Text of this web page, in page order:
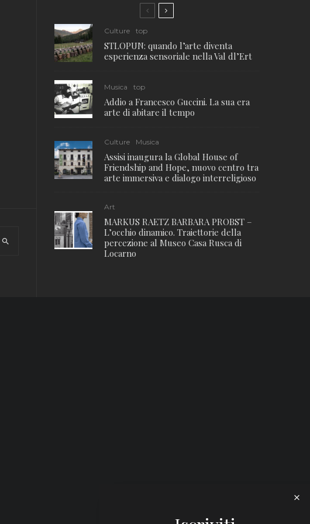
Culture top
STLOPUN: quando l’arte diventa
esperienza sensoriale nella Val dl’Ert
Musica top
Addio a Francesco Guccini. La sua era
arte di abitare il tempo
Culture Musica
Assisi inaugura la Global House of
Friendship and Hope, nuovo centro tra
arte immersiva e dialogo interreligioso
Art
MARKUS RAETZ BARBARA PROBST –
L’occhio dinamico. Traiettorie della
percezione al Museo Casa Rusca di
Locarno